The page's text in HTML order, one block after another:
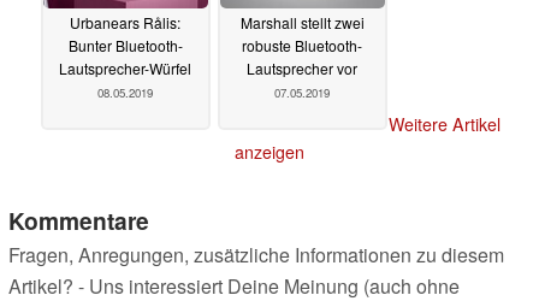
Urbanears Rålis:
Bunter Bluetooth-
Lautsprecher-Würfel
08.05.2019
Marshall stellt zwei
robuste Bluetooth-
Lautsprecher vor
07.05.2019
Weitere Artikel
anzeigen
Kommentare
Fragen, Anregungen, zusätzliche Informationen zu diesem
Artikel? - Uns interessiert Deine Meinung (auch ohne